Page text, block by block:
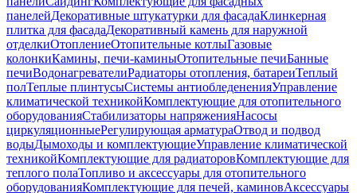
панелейДекоративные штукатурки для фасадаКлинкерная
плитка для фасадаДекоративный камень для наружной
отделкиОтоплениеОтопительные котлыГазовые
колонкиКамины, печи-каминыОтопительные печиБанные
печиВодонагревателиРадиаторы отопления, батареиТеплый
полТеплые плинтусыСистемы антиобледененияУправление
климатической техникойКомплектующие для отопительного
оборудованияСтабилизаторы напряженияНасосы
циркуляционныеРегулирующая арматураОтвод и подвод
водыДымоходы и комплектующиеУправление климатической
техникойКомплектующие для радиаторовКомплектующие для
теплого полаТопливо и аксессуары для отопительного
оборудованияКомплектующие для печей, каминовАксессуары